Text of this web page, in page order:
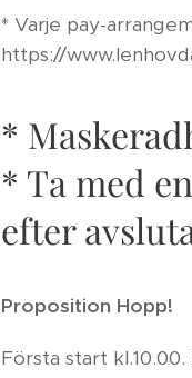
* Varje pay-
https://
*
* Ta med
efter
Proposition Hopp!
Första start